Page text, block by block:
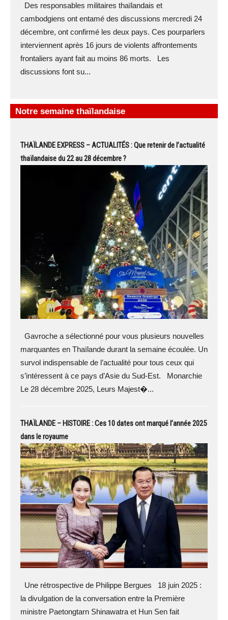
Des responsables militaires thaïlandais et
cambodgiens ont entamé des discussions mercredi 24
décembre, ont confirmé les deux pays. Ces pourparlers
interviennent après 16 jours de violents affrontements
frontaliers ayant fait au moins 86 morts. Les
discussions font su...
Notre semaine thaïlandaise
THAÏLANDE EXPRESS – ACTUALITÉS : Que retenir de l’actualité
thaïlandaise du 22 au 28 décembre ?
Gavroche a sélectionné pour vous plusieurs nouvelles
marquantes en Thaïlande durant la semaine écoulée. Un
survol indispensable de l’actualité pour tous ceux qui
s’intéressent à ce pays d’Asie du Sud-Est. Monarchie
Le 28 décembre 2025, Leurs Majest�...
THAÏLANDE – HISTOIRE : Ces 10 dates ont marqué l’année 2025
dans le royaume
Une rétrospective de Philippe Bergues 18 juin 2025 :
la divulgation de la conversation entre la Première
ministre Paetongtarn Shinawatra et Hun Sen fait